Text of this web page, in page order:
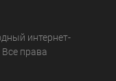
интернет-
права